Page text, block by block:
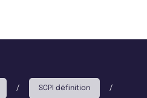
/ SCPI définition /